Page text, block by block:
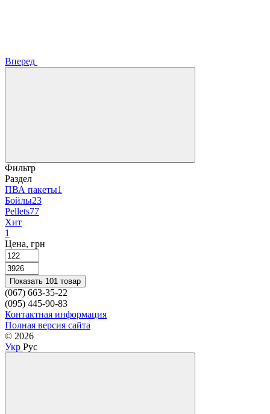
Вперед
Фильтр
Раздел
ПВА пакеты1
Бойлы23
Pellets77
Хит
1
Цена, грн
Показать 101 товар
(067) 663-35-22
(095) 445-90-83
Контактная информация
Полная версия сайта
© 2026
Укр Рус